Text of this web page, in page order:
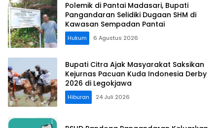
Polemik di Pantai Madasari, Bupati
Pangandaran Selidiki Dugaan SHM di
Kawasan Sempadan Pantai
Hukum 6 Agustus 2026
Bupati Citra Ajak Masyarakat Saksikan
Kejurnas Pacuan Kuda Indonesia Derby
2026 di Legokjawa
Hiburan 24 Juli 2026